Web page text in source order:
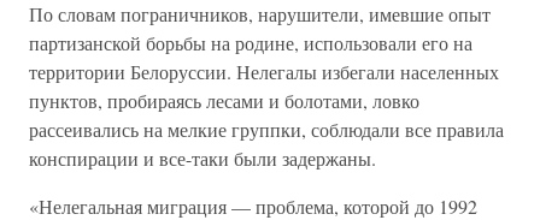
По словам пограничников, нарушители, имевшие опыт
партизанской борьбы на родине, использовали его на
территории Белоруссии. Нелегалы избегали населенных
пунктов, пробираясь лесами и болотами, ловко
рассеивались на мелкие группки, соблюдали все правила
конспирации и все-таки были задержаны.
«Нелегальная миграция — проблема, которой до 1992